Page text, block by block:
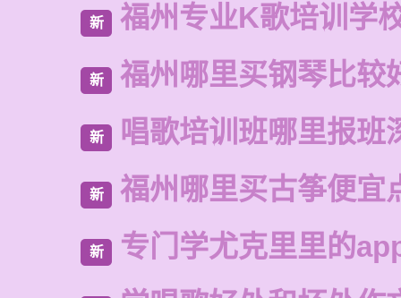
新 福州专业K歌培训学
新 福州哪里买钢琴比较
新 唱歌培训班哪里报班
新 福州哪里买古筝便宜
新 专门学尤克里里的